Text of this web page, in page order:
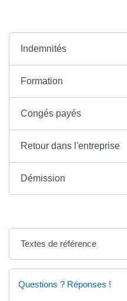
Indemnités
Formation
Congés payés
Retour dans l'entreprise
Démission
Textes de référence
Questions ? Réponses !